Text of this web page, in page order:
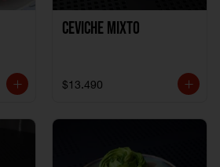
Ceviche Mixto
$13.490